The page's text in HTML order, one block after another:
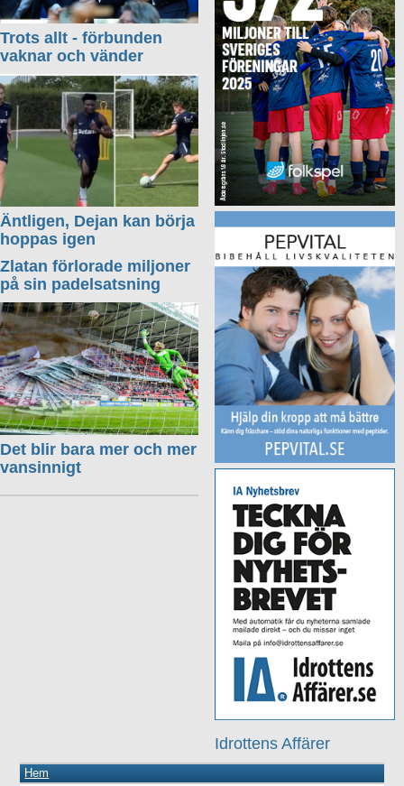
Idrottens Affärer
Trots allt - förbunden
vaknar och vänder
Äntligen, Dejan kan börja
hoppas igen
Zlatan förlorade miljoner
på sin padelsatsning
Det blir bara mer och mer
vansinnigt
Hem